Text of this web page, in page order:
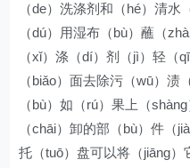
（de）洗涤剂和（hé）清
（dú）用湿布（bù）蘸（
（xǐ）涤（dí）剂（jì）轻（
（biǎo）面去除污（wū）
（bù）如（rú）果上（
（chāi）卸的部（bù）件（
托（tuō）盘可以将（jiāng）